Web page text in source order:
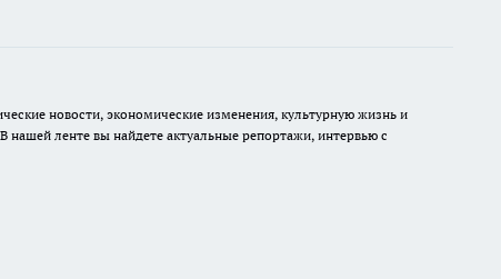
новости, экономические изменения, культурную жизнь и
нашей ленте вы найдете актуальные репортажи, интервью с